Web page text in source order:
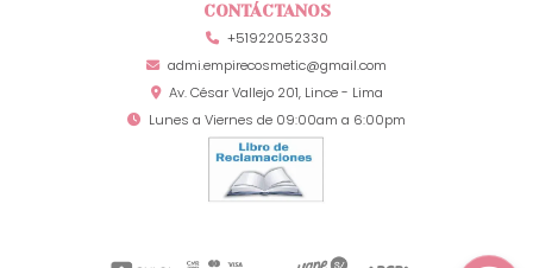
CONTÁCTANOS
+51922052330
admi.empirecosmetic@gmail.com
Av. César Vallejo 201, Lince - Lima
Lunes a Viernes de 09:00am a 6:00pm